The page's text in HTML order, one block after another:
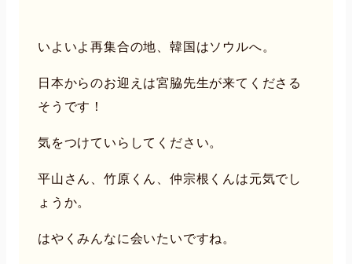
いよいよ再集合の地、韓国はソウルへ。
日本からのお迎えは宮脇先生が来てくださる
そうです！
気をつけていらしてください。
平山さん、竹原くん、仲宗根くんは元気でし
ょうか。
はやくみんなに会いたいですね。